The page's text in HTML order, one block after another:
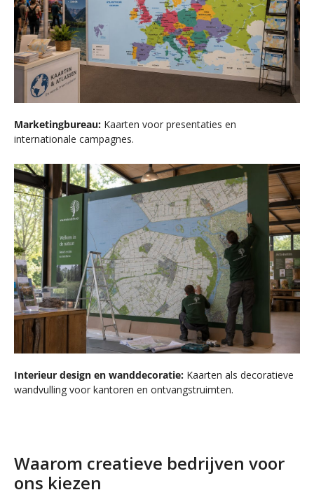
Marketingbureau: Kaarten voor presentaties en
internationale campagnes.
Interieur design en wanddecoratie: Kaarten als decoratieve
wandvulling voor kantoren en ontvangstruimten.
Waarom creatieve bedrijven voor
ons kiezen